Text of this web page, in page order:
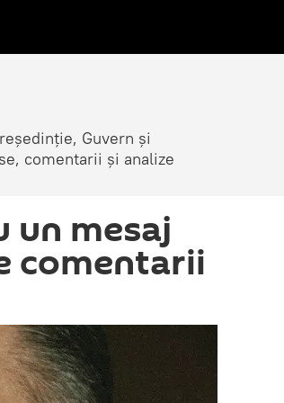
Guvern și
comentarii și analize
un mesaj
comentarii